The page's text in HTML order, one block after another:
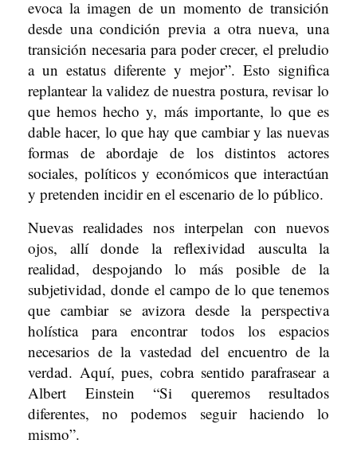
evoca la imagen de un momento de transición
desde una condición previa a otra nueva, una
transición necesaria para poder crecer, el preludio
a un estatus diferente y mejor”. Esto significa
replantear la validez de nuestra postura, revisar lo
que hemos hecho y, más importante, lo que es
dable hacer, lo que hay que cambiar y las nuevas
formas de abordaje de los distintos actores
sociales, políticos y económicos que interactúan
y pretenden incidir en el escenario de lo público.
Nuevas realidades nos interpelan con nuevos
ojos, allí donde la reflexividad ausculta la
realidad, despojando lo más posible de la
subjetividad, donde el campo de lo que tenemos
que cambiar se avizora desde la perspectiva
holística para encontrar todos los espacios
necesarios de la vastedad del encuentro de la
verdad. Aquí, pues, cobra sentido parafrasear a
Albert Einstein “Si queremos resultados
diferentes, no podemos seguir haciendo lo
mismo”.